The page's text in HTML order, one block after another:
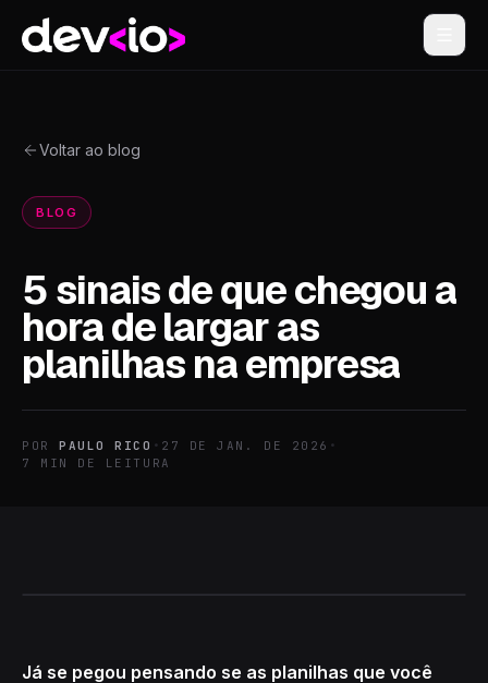
Devio
Voltar ao blog
BLOG
5 sinais de que chegou a
hora de largar as
planilhas na empresa
PORPAULO RICO • 27 DE JAN. DE 2026 •
7
MIN DE LEITURA
Já se pegou pensando se as planilhas que você